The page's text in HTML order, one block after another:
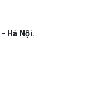
Hà Nội.